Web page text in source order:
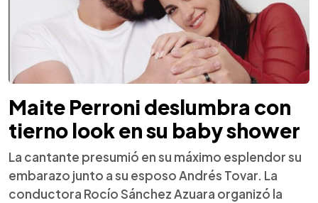
Maite Perroni deslumbra con
tierno look en su baby shower
La cantante presumió en su máximo esplendor su
embarazo junto a su esposo Andrés Tovar. La
conductora Rocío Sánchez Azuara organizó la